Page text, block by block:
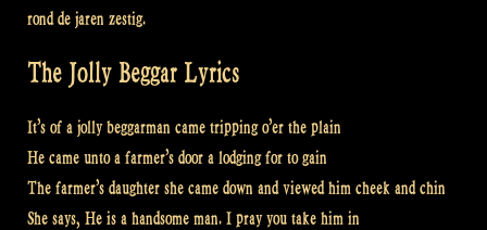
rond de jaren zestig.
The Jolly Beggar Lyrics
It’s of a jolly beggarman came tripping o’er the plain
He came unto a farmer’s door a lodging for to gain
The farmer’s daughter she came down and viewed him cheek and chin
She says, He is a handsome man. I pray you take him in